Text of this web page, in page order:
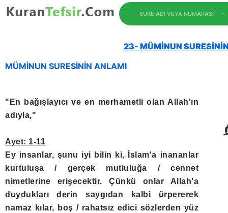
SURE ADI VEYA NUMARASI
23- MÜMİNUN
MÜMİNUN SURESİNİN ANLAMI
"En bağışlayıcı ve en merhametli olan Allah'ın
adıyla,"
Ayet: 1-11
Ey insanlar, şunu iyi bilin ki, İslam'a inananlar
kurtuluşa / gerçek mutluluğa / cennet
nimetlerine erişecektir. Çünkü onlar Allah'a
duydukları derin saygıdan kalbi ürpererek
namaz kılar, boş / rahatsız edici sözlerden yüz